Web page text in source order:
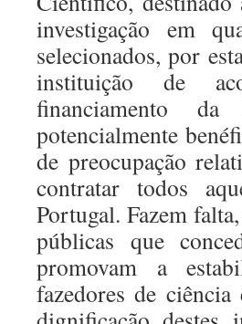
investigação em
selecionados, por
instituição de
financiamento
potencialmente
de preocupação
contratar todos
Portugal. Fazem
públicas que
promovam a
fazedores de